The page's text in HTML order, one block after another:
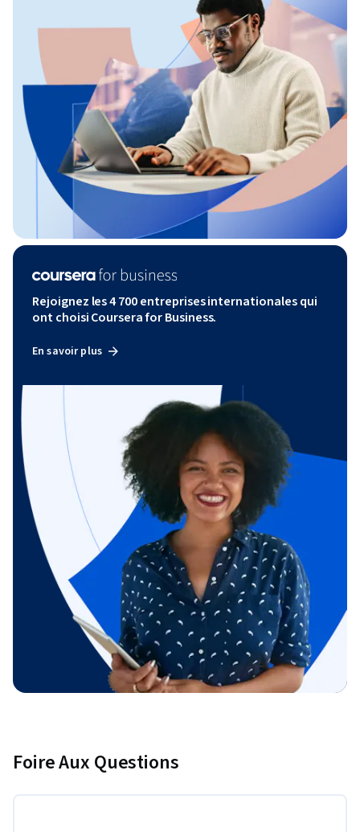
Rejoignez les 4 700 entreprises internationales qui
ont choisi Coursera for Business.
En savoir plus
Foire Aux Questions